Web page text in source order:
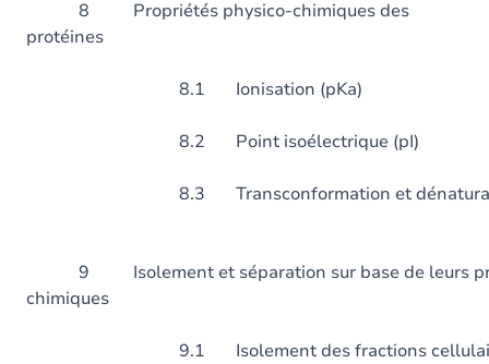
8 Propriétés physico-chimiques des
protéines
8.1 Ionisation (pKa)
8.2 Point isoélectrique (pI)
8.3 Transconformation et
9 Isolement et séparation sur base de leurs
chimiques
9.1 Isolement des fractions